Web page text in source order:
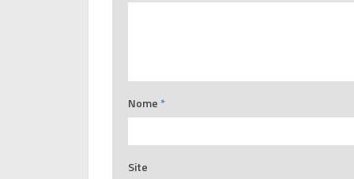
Nome *
Site